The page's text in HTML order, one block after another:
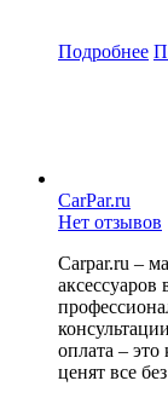
Подробнее
CarPar.ru
Нет отзывов
Carpar.ru –
оплата –
ценят все